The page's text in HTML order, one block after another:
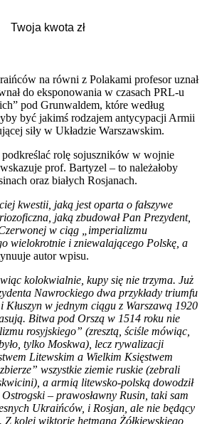
na równi z Polakami profesor uznał
do eksponowania w czasach PRL-u
pod Grunwaldem, które według
być jakimś rodzajem antycypacji Armii
siły w Układzie Warszawskim.
rolę sojuszników w wojnie
prof. Bartyzel – to należałoby
oraz białych Rosjanach.
kwestii, jaką jest oparta o fałszywe
jaką zbudował Pan Prezydent,
w ciąg „imperializmu
wielokrotnie i zniewalającego Polskę, a
autor wpisu.
kolokwialnie, kupy się nie trzyma. Już
Nawrockiego dwa przykłady triumfu
Kłuszyn w jednym ciągu z Warszawą 1920
Bitwa pod Orszą w 1514 roku nie
rosyjskiego” (zresztą, ściśle mówiąc,
tylko Moskwa), lecz rywalizacji
Litewskim a Wielkim Księstwem
wszystkie ziemie ruskie (zebrali
a armią litewsko-polską dowodził
– prawosławny Rusin, taki sam
Ukraińców, i Rosjan, ale nie będący
kolei wiktorię hetmana Żółkiewskiego